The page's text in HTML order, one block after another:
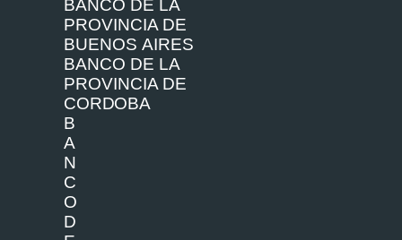
BANCO DE LA
PROVINCIA DE
BUENOS AIRES
BANCO DE LA
PROVINCIA DE
CORDOBA
B
A
N
C
O
D